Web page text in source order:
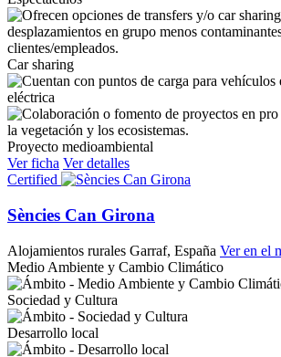
Car sharing
eléctrica
Proyecto medioambiental
Ver ficha Ver detalles
Certified
Sències Can Girona
Alojamientos rurales Garraf, España Ver en el
Medio Ambiente y Cambio Climático
Sociedad y Cultura
Desarrollo local